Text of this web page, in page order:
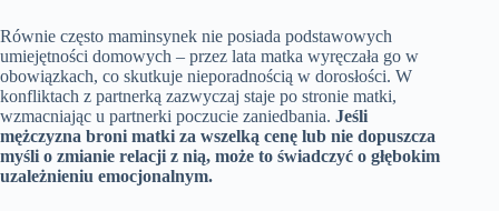
Równie często maminsynek nie posiada podstawowych
umiejętności domowych – przez lata matka wyręczała go w
obowiązkach, co skutkuje nieporadnością w dorosłości. W
konfliktach z partnerką zazwyczaj staje po stronie matki,
wzmacniając u partnerki poczucie zaniedbania. Jeśli
mężczyzna broni matki za wszelką cenę lub nie dopuszcza
myśli o zmianie relacji z nią, może to świadczyć o głębokim
uzależnieniu emocjonalnym.